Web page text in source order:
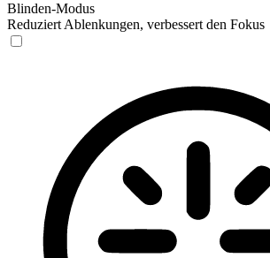
Blinden-Modus
Reduziert Ablenkungen, verbessert den Fokus